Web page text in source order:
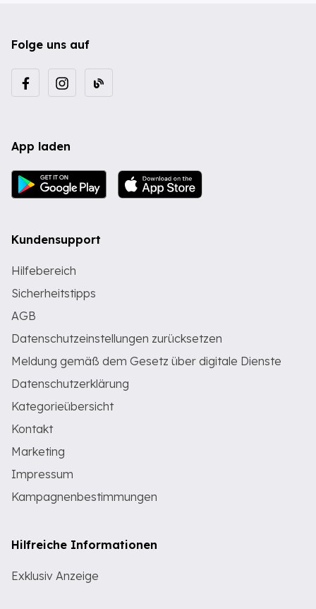
Folge uns auf
App laden
Kundensupport
Hilfebereich
Sicherheitstipps
AGB
Datenschutzeinstellungen zurücksetzen
Meldung gemäß dem Gesetz über digitale Dienste
Datenschutzerklärung
Kategorieübersicht
Kontakt
Marketing
Impressum
Kampagnenbestimmungen
Hilfreiche Informationen
Exklusiv Anzeige